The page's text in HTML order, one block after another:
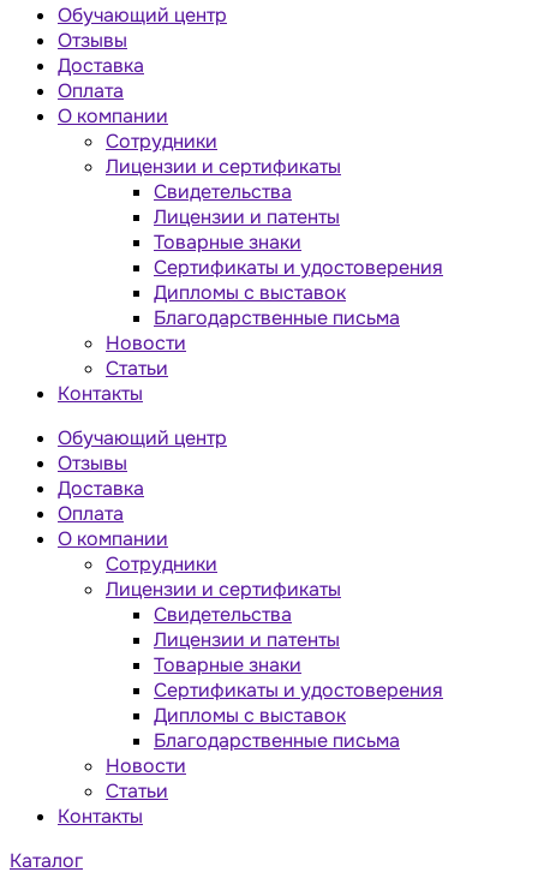
Обучающий центр
Отзывы
Доставка
Оплата
О компании
Сотрудники
Лицензии и сертификаты
Свидетельства
Лицензии и патенты
Товарные знаки
Сертификаты и удостоверения
Дипломы с выставок
Благодарственные письма
Новости
Статьи
Контакты
Обучающий центр
Отзывы
Доставка
Оплата
О компании
Сотрудники
Лицензии и сертификаты
Свидетельства
Лицензии и патенты
Товарные знаки
Сертификаты и удостоверения
Дипломы с выставок
Благодарственные письма
Новости
Статьи
Контакты
Каталог